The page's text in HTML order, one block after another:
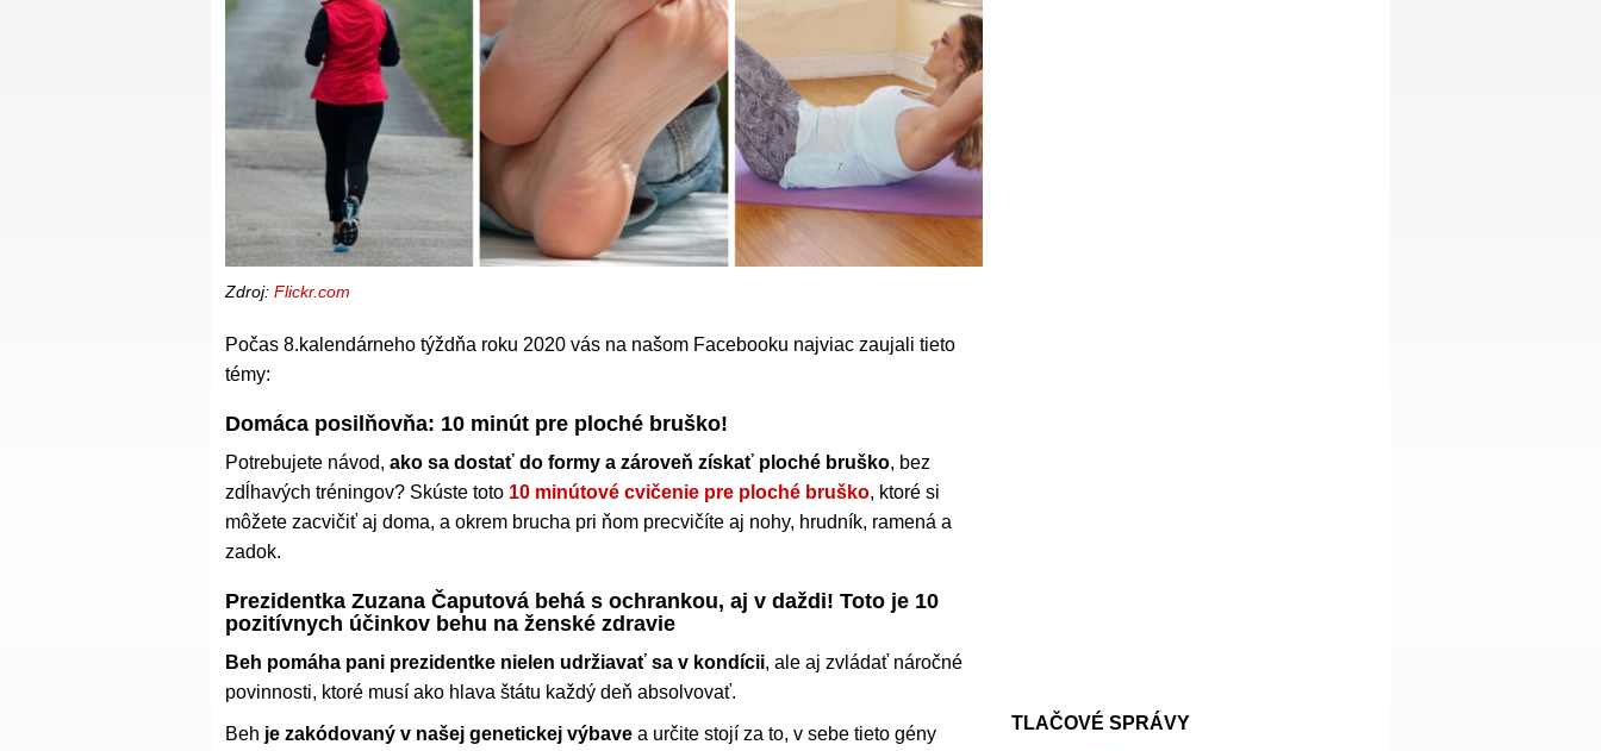
Zdroj: Flickr.com
Počas 8.kalendárneho týždňa roku 2020 vás na našom Facebooku najviac zaujali tieto
témy:
Domáca posilňovňa: 10 minút pre ploché bruško!
Potrebujete návod, ako sa dostať do formy a zároveň získať ploché bruško, bez
zdĺhavých tréningov? Skúste toto 10 minútové cvičenie pre ploché bruško, ktoré si
môžete zacvičiť aj doma, a okrem brucha pri ňom precvičíte aj nohy, hrudník, ramená a
zadok.
Prezidentka Zuzana Čaputová behá s ochrankou, aj v daždi! Toto je 10
pozitívnych účinkov behu na ženské zdravie
Beh pomáha pani prezidentke nielen udržiavať sa v kondícii, ale aj zvládať náročné
povinnosti, ktoré musí ako hlava štátu každý deň absolvovať.
Beh je zakódovaný v našej genetickej výbave a určite stojí za to, v sebe tieto gény
TLAČOVÉ SPRÁVY